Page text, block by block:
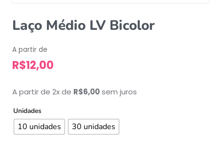
Laço Médio LV Bicolor
A partir de
R$12,00
A partir de 2x de R$6,00sem juros
Unidades
10 unidades 30 unidades